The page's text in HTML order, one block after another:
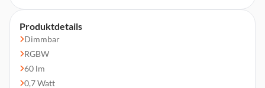
Produktdetails
Dimmbar
RGBW
60 lm
0,7 Watt